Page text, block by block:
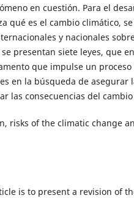
en cuestión. Para el
qué es el cambio climático,
y nacionales
presentan siete leyes, que
que impulse un
en la búsqueda de asegurar
las consecuencias del
risks of the climatic change
is to present a revision of